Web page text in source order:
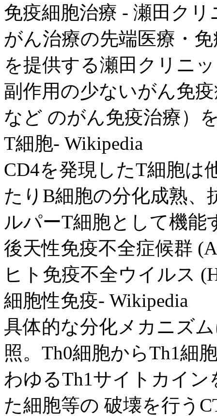
免疫細胞治療 - 瀬田クリ
がん治療の先端医療・
を提供する瀬田クリニ
副作用の少ないがん免
など のがん免疫治療）
T細胞- Wikipedia
CD4を発現したT細胞は
たりB細胞の分化成熟、
ルパーT細胞として機能
後天性免疫不全症候群
ヒト免疫不全ウイルス
細胞性免疫- Wikipedia
具体的な分化メカニズ
照。Th0細胞からTh1細
わゆるTh1サイトカイ
た細胞等の 破壊を行う